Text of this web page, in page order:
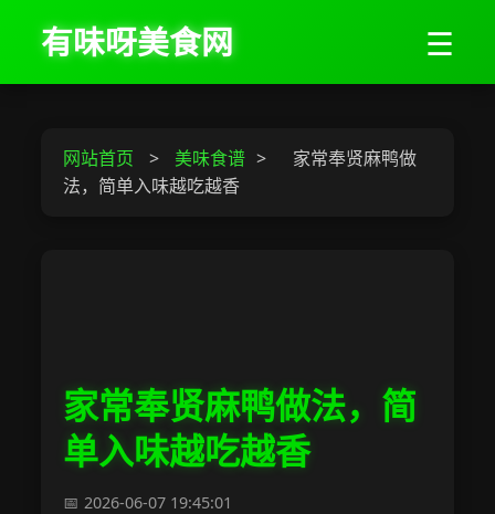
有味呀美食网 ☰
网站首页 > 美味食谱 >
家常奉贤麻鸭做
法，简单入味越吃越香
家常奉贤麻鸭做法，简
单入味越吃越香
2026-06-07 19:45:01